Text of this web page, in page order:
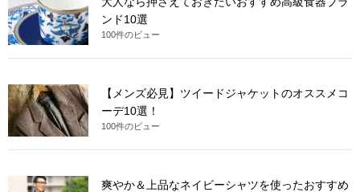
ンド10選
100件のビュー
【メンズ必見】ツイードジャケットのオススメコ
ーデ10選！
100件のビュー
爽やか＆上品なネイビーシャツを使ったおすすめ